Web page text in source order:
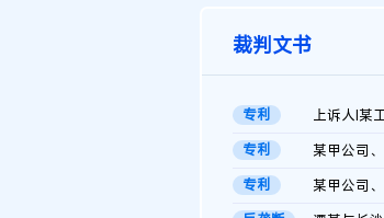
裁判文书
专利
专利
专利